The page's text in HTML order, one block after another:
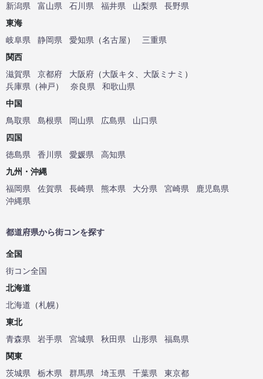
新潟県
富山県 石川県 福井県 山梨県
長野県
東海
岐阜県
静岡県 愛知県 （名古屋）
三重県
関西
滋賀県
京都府 大阪府 （大阪キタ 大阪ミナミ ）
兵庫県 （神戸） 奈良県
和歌山県
中国
鳥取県
島根県 岡山県 広島県
山口県
四国
徳島県
香川県 愛媛県
高知県
九州・沖縄
福岡県
佐賀県 長崎県 熊本県 大分県 宮崎県
鹿児島県
沖縄県
都道府県から街コンを探す
全国
街コン全国
北海道
北海道 （札幌）
東北
青森県
岩手県 宮城県 秋田県 山形県
福島県
関東
茨城県
栃木県 群馬県 埼玉県 千葉県
東京都